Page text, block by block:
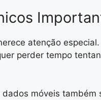
atenção
perder tempo
móveis